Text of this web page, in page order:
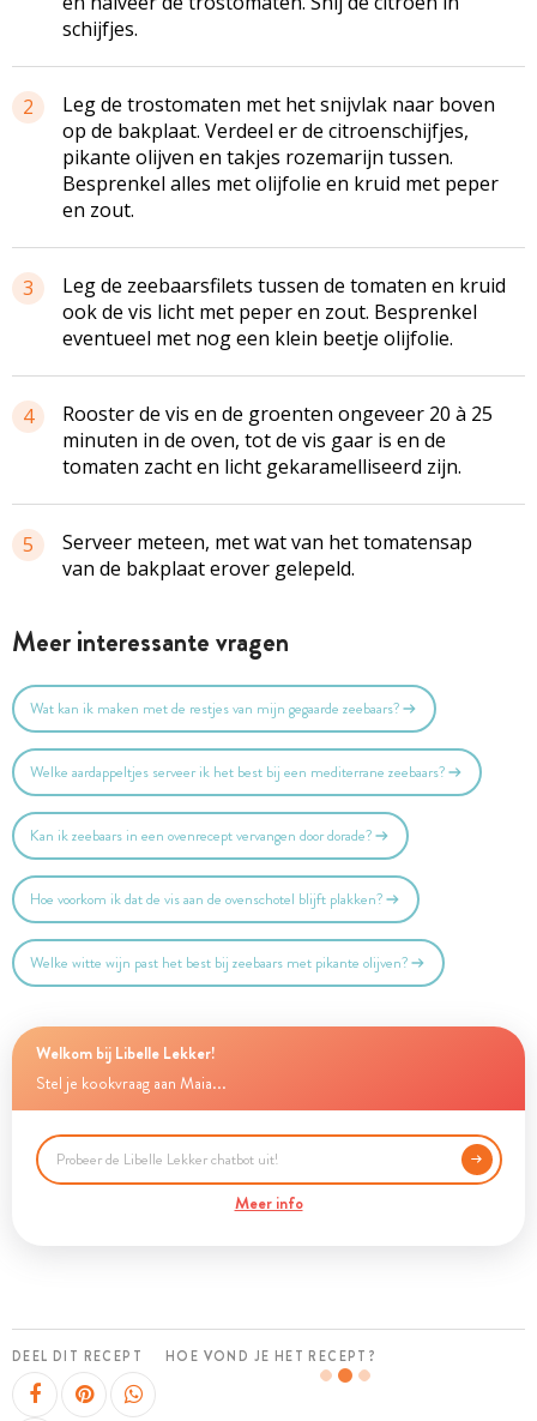
schijfjes.
2
Leg de trostomaten met het snijvlak naar boven
op de bakplaat. Verdeel er de citroenschijfjes,
pikante olijven en takjes rozemarijn tussen.
Besprenkel alles met olijfolie en kruid met peper
en zout.
3
Leg de zeebaarsfilets tussen de tomaten en kruid
ook de vis licht met peper en zout. Besprenkel
eventueel met nog een klein beetje olijfolie.
4
Rooster de vis en de groenten ongeveer 20 à 25
minuten in de oven, tot de vis gaar is en de
tomaten zacht en licht gekaramelliseerd zijn.
5
Serveer meteen, met wat van het tomatensap
van de bakplaat erover gelepeld.
Meer interessante vragen
Wat kan ik maken met de restjes van mijn gegaarde zeebaars?
Welke aardappeltjes serveer ik het best bij een mediterrane zeebaars?
Kan ik zeebaars in een ovenrecept vervangen door dorade?
Hoe voorkom ik dat de vis aan de ovenschotel blijft plakken?
Welke witte wijn past het best bij zeebaars met pikante olijven?
Welkom bij Libelle Lekker!
Stel je kookvraag aan Maia...
Meer info
DEEL DIT RECEPT HOE VOND JE HET RECEPT?